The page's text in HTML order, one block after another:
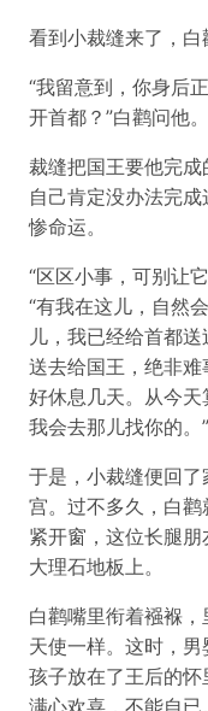
看到小裁缝来了，白
“我留意到，你身后
开首都？”白鹳问他。
裁缝把国王要他完成
自己肯定没办法完
惨命运。
“区区小事，可别让
“有我在这儿，自然
儿，我已经给首都
送去给国王，绝非
好休息几天。从今天
我会去那儿找你的。”
于是，小裁缝便回
宫。过不多久，白
紧开窗，这位长腿
大理石地板上。
白鹳嘴里衔着襁褓
天使一样。这时，
孩子放在了王后的怀
满心欢喜，不能自已。